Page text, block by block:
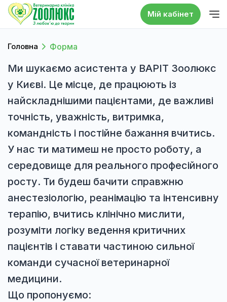
Мій кабінет
Головна Форма
Ми шукаємо асистента у ВАРІТ Зоолюкс
у Києві. Це місце, де працюють із
найскладнішими пацієнтами, де важливі
точність, уважність, витримка,
командність і постійне бажання вчитись.
У нас ти матимеш не просто роботу, а
середовище для реального професійного
росту. Ти будеш бачити справжню
анестезіологію, реанімацію та інтенсивну
терапію, вчитись клінічно мислити,
розуміти логіку ведення критичних
пацієнтів і ставати частиною сильної
команди сучасної ветеринарної
медицини.
Що пропонуємо: